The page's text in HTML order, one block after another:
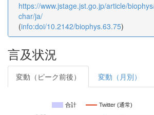
https://www.jstage.jst.go.jp/article/
char/ja/
(info:doi/10.2142/biophys.63.75)
言及状況
変動（ピーク前後） 変動（月別）
合計 Twitter (通常)